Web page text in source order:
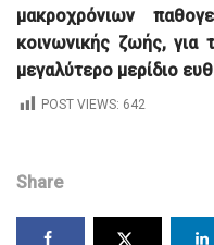
μακροχρόνιων
κοινωνικής ζωής, για
μεγαλύτερο μερίδιο
POST VIEWS: 642
Share